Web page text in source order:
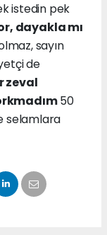
istedin pek
dayakla mı
sayın
de
zeval
50
selamlara